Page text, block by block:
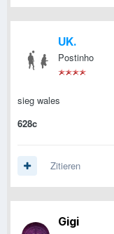
UK.
Postinho
sieg wales
628c
Zitieren
Gigi